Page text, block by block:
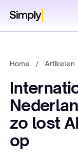
Home / Artikelen
zo lost
op